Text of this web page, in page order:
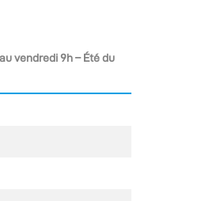
vendredi 9h – Été du